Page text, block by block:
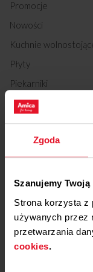
Zgoda
Szanujemy
Strona korzysta z
używanych przez
przetwarzania
cookies.
Promocje
Nowości
Kuchnie
Płyty
Piekarniki
Okapy
Lodówki
Chłodziarki do wina
Zmywarki
Pralki
Suszarki
Kuchenki
Małe AGD kuchenne